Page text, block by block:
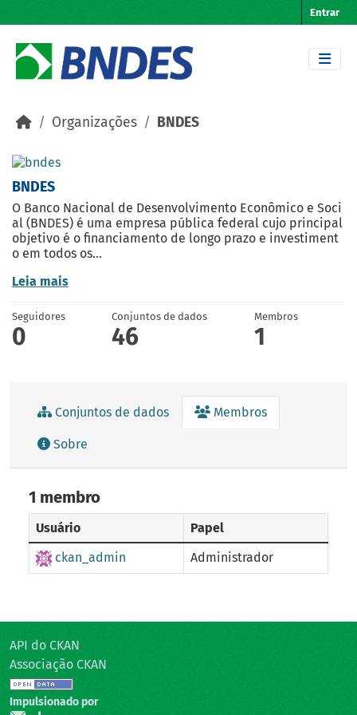
Entrar
Organizações BNDES
BNDES
O Banco Nacional de Desenvolvimento Econômico e Soci
al (BNDES) é uma empresa pública federal cujo principal
objetivo é o financiamento de longo prazo e investiment
o em todos os...
Leia mais
Seguidores
0
Conjuntos de dados
46
Membros
1
Conjuntos de dados Membros
Sobre
1 membro
Usuário
Papel
ckan_admin
Administrador
API do CKAN
Associação CKAN
Impulsionado por